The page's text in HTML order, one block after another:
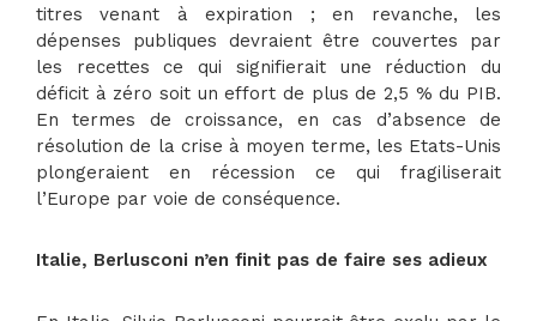
titres venant à expiration ; en revanche, les
dépenses publiques devraient être couvertes par
les recettes ce qui signifierait une réduction du
déficit à zéro soit un effort de plus de 2,5 % du PIB.
En termes de croissance, en cas d’absence de
résolution de la crise à moyen terme, les Etats-Unis
plongeraient en récession ce qui fragiliserait
l’Europe par voie de conséquence.
Italie, Berlusconi n’en finit pas de faire ses adieux